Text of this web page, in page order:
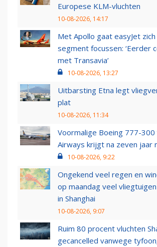
Europese KLM-vluchten
10-08-2026, 14:17
Met Apollo gaat easyJet
segment focussen: ‘Eerder
met Transavia’
10-08-2026, 13:27
Uitbarsting Etna legt
plat
10-08-2026, 11:34
Voormalige Boeing 777-300
Airways krijgt na zeven jaar
10-08-2026, 9:22
Ongekend veel regen en
op maandag veel
in Shanghai
10-08-2026, 9:07
Ruim 80 procent vluchten
gecancelled vanwege